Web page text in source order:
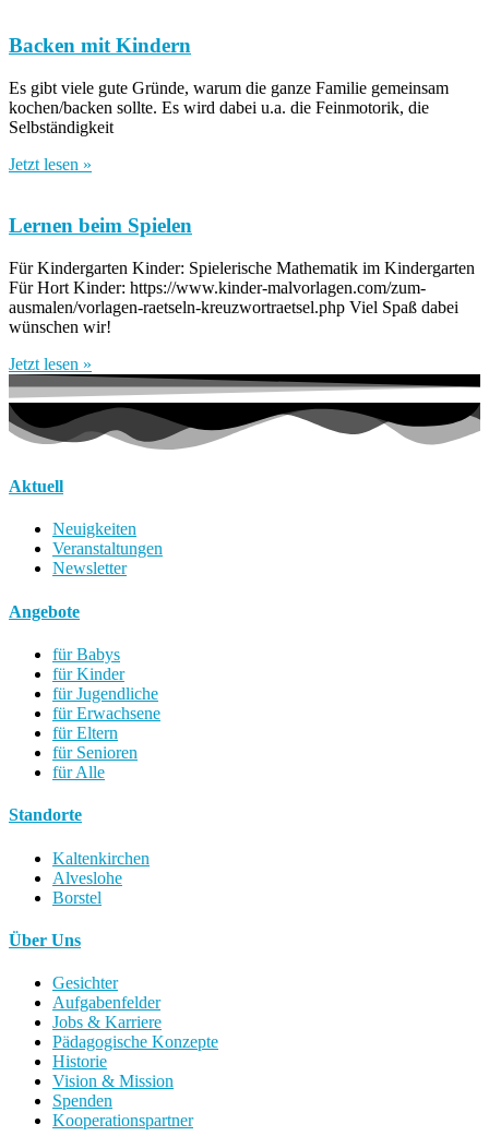
Backen mit Kindern
Es gibt viele gute Gründe, warum die ganze Familie gemeinsam
kochen/backen sollte. Es wird dabei u.a. die Feinmotorik, die
Selbständigkeit
Jetzt lesen »
Lernen beim Spielen
Für Kindergarten Kinder: Spielerische Mathematik im Kindergarten
Für Hort Kinder: https://www.kinder-malvorlagen.com/zum-
ausmalen/vorlagen-raetseln-kreuzwortraetsel.php Viel Spaß dabei
wünschen wir!
Jetzt lesen »
Aktuell
Neuigkeiten
Veranstaltungen
Newsletter
Angebote
für Babys
für Kinder
für Jugendliche
für Erwachsene
für Eltern
für Senioren
für Alle
Standorte
Kaltenkirchen
Alveslohe
Borstel
Über Uns
Gesichter
Aufgabenfelder
Jobs & Karriere
Pädagogische Konzepte
Historie
Vision & Mission
Spenden
Kooperationspartner